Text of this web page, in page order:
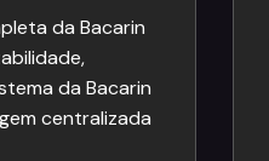
da Bacarin
da Bacarin
centralizada